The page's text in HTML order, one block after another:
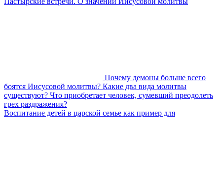
Почему демоны больше всего
боятся Иисусовой молитвы? Какие два вида молитвы
существуют? Что приобретает человек, сумевший преодолеть
грех раздражения?
Воспитание детей в царской семье как пример для